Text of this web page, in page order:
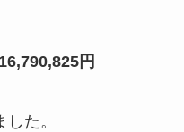
円
た。